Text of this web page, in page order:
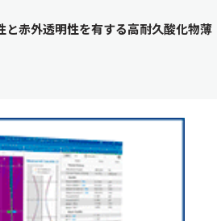
と赤外透明性を有する高耐久酸化物薄